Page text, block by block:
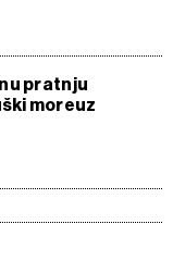
pratnju
moreuz